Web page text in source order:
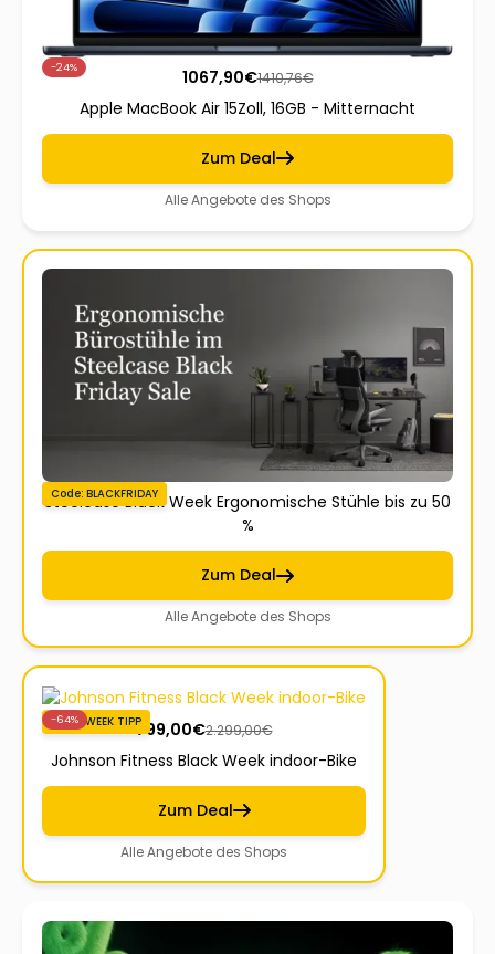
-24% 1067,90€1410,76€
Apple MacBook Air 15Zoll, 16GB - Mitternacht
Zum Deal
Alle Angebote des Shops
Code: BLACKFRIDAY
Steelcase Black Week Ergonomische Stühle bis zu 50
%
Zum Deal
Alle Angebote des Shops
BLACKWEEK TIPP
-64% 799,00€2.299,00€
Johnson Fitness Black Week indoor-Bike
Zum Deal
Alle Angebote des Shops